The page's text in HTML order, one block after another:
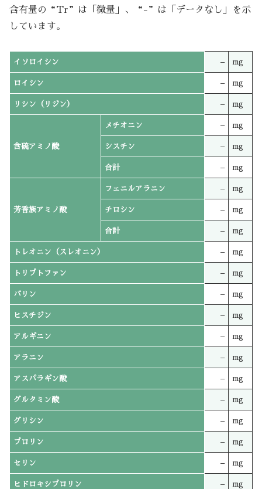
含有量の“Tr”は「微量」、“-”は「データなし」を示
しています。
イソロイシン – mg
ロイシン – mg
リシン（リジン） – mg
含硫アミノ酸
メチオニン – mg
シスチン – mg
合計 – mg
芳香族アミノ酸
フェニルアラニン – mg
チロシン – mg
合計 – mg
トレオニン（スレオニン） – mg
トリプトファン – mg
バリン – mg
ヒスチジン – mg
アルギニン – mg
アラニン – mg
アスパラギン酸 – mg
グルタミン酸 – mg
グリシン – mg
プロリン – mg
セリン – mg
ヒドロキシプロリン – mg